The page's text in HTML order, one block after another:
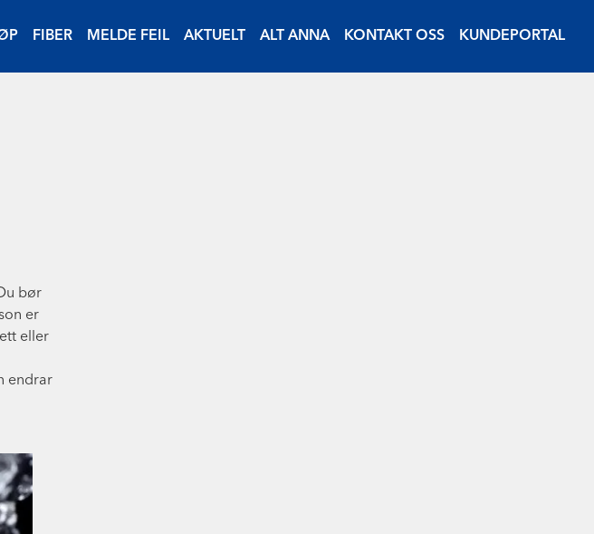
FIBER MELDE FEIL AKTUELT ALT ANNA KONTAKT OSS KUNDEPORTAL
bør
er
eller
endrar